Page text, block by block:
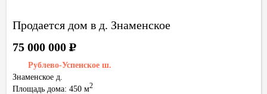
Продается дом в д. Знаменское
Рублево-Успенское ш.
Знаменское д.
Площадь дома: 450 м2
75 000 000Р